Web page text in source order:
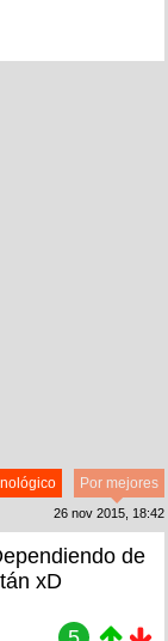
Por mejores
26 nov 2015, 18:42
de
xD